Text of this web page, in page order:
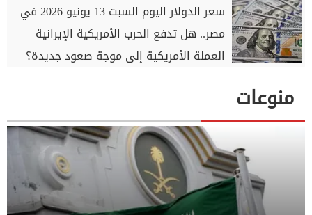
سعر الدولار اليوم السبت 13 يونيو 2026 في
مصر.. هل تدفع الحرب الأمريكية الإيرانية
العملة الأمريكية إلى موجة صعود جديدة؟
منوعات